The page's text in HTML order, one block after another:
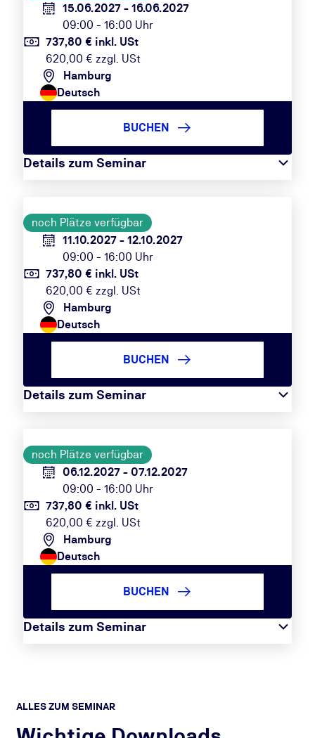
15.06.2027 - 16.06.2027
09:00 - 16:00 Uhr
737,80 € inkl. USt
620,00 € zzgl. USt
Hamburg
Deutsch
Details zum Seminar
BUCHEN
noch Plätze verfügbar
11.10.2027 - 12.10.2027
09:00 - 16:00 Uhr
737,80 € inkl. USt
620,00 € zzgl. USt
Hamburg
Deutsch
Details zum Seminar
BUCHEN
noch Plätze verfügbar
06.12.2027 - 07.12.2027
09:00 - 16:00 Uhr
737,80 € inkl. USt
620,00 € zzgl. USt
Hamburg
Deutsch
Details zum Seminar
BUCHEN
ALLES ZUM SEMINAR